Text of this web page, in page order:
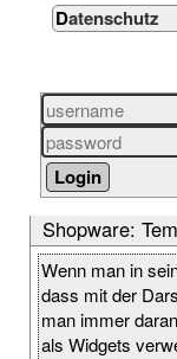
Datenschutz
Shopware:
Wenn man in
dass mit der
man immer
als Widgets